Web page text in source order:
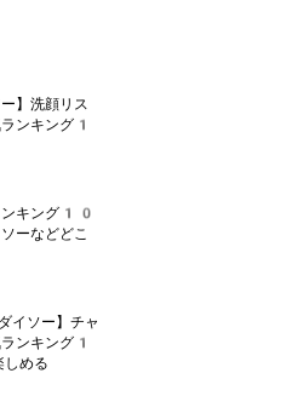
】洗顔リス
ランキング1
ンキング10
ーなどどこ
ソー】チャ
ンキング1
める